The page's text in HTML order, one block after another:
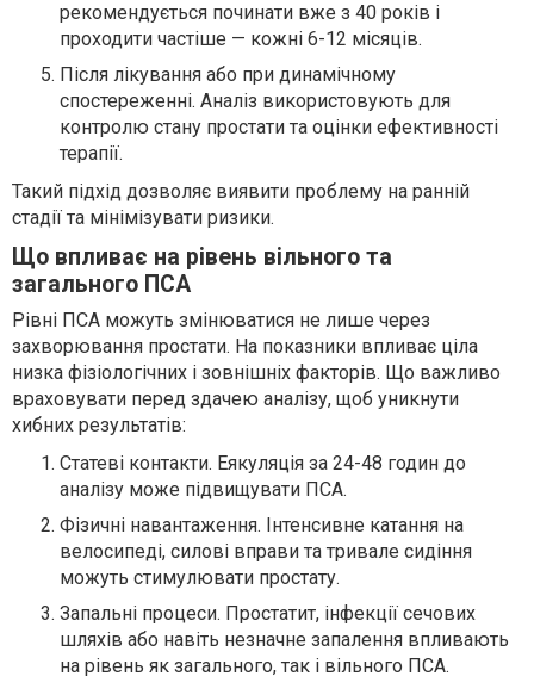
рекомендується починати вже з 40 років і
проходити частіше — кожні 6-12 місяців.
Після лікування або при динамічному
спостереженні. Аналіз використовують для
контролю стану простати та оцінки ефективності
терапії.
Такий підхід дозволяє виявити проблему на ранній
стадії та мінімізувати ризики.
Що впливає на рівень вільного та
загального ПСА
Рівні ПСА можуть змінюватися не лише через
захворювання простати. На показники впливає ціла
низка фізіологічних і зовнішніх факторів. Що важливо
враховувати перед здачею аналізу, щоб уникнути
хибних результатів:
Статеві контакти. Еякуляція за 24-48 годин до
аналізу може підвищувати ПСА.
Фізичні навантаження. Інтенсивне катання на
велосипеді, силові вправи та тривале сидіння
можуть стимулювати простату.
Запальні процеси. Простатит, інфекції сечових
шляхів або навіть незначне запалення впливають
на рівень як загального, так і вільного ПСА.